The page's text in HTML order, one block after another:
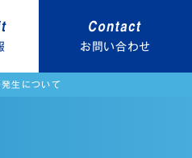
お問い合わせ
生について